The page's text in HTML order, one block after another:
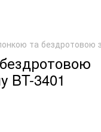
та
BT-3401